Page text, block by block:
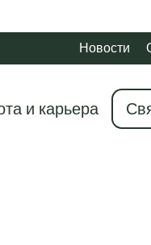
Новости
и карьера